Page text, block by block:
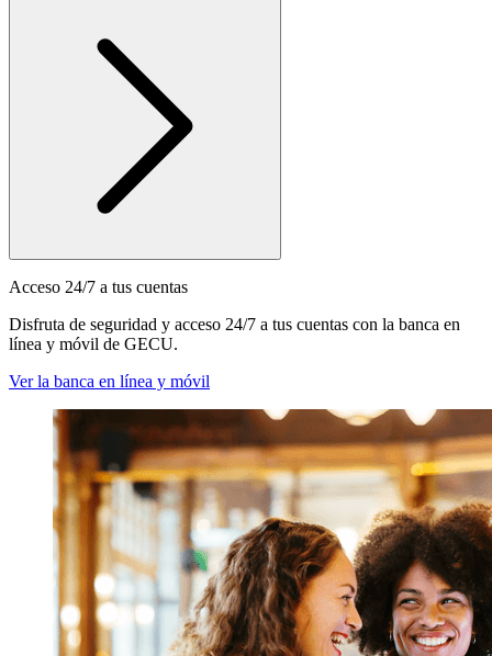
Acceso 24/7 a tus cuentas
Disfruta de seguridad y acceso 24/7 a tus cuentas con la banca en
línea y móvil de GECU.
Ver la banca en línea y móvil